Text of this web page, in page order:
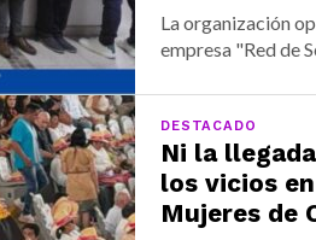
La organización
empresa "Red de
DESTACADO
Ni la
los vicios
Mujeres de